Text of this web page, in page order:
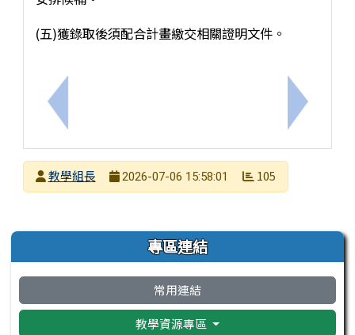
上一筆：115年度國中小學生夏日族語文化沉浸式學
(五)獲錄取後須配合計畫繳交相關證明文件。
下一筆：
發布者
教學組長
2026-07-06 15:58:01 105
左邊區域內容 專區連結
常用連結
教學資源專區